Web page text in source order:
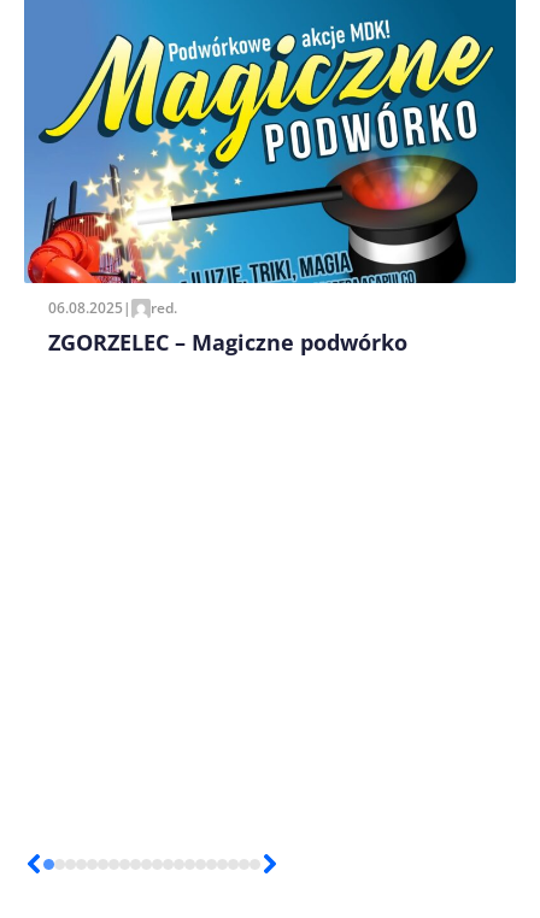
Zapamiętaj moje dane w tej przeglądarce podczas
pisania kolejnych komentarzy.
06.08.2025| red.
ZGORZELEC – Magiczne podwórko